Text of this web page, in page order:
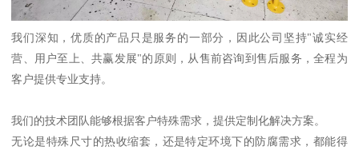
我们深知，优质的产品只是服务的一部分，因此公司坚持"诚实经
营、用户至上、共赢发展"的原则，从售前咨询到售后服务，全程为
客户提供专业支持。
我们的技术团队能够根据客户特殊需求，提供定制化解决方案。
无论是特殊尺寸的热收缩套，还是特定环境下的防腐需求，都能得